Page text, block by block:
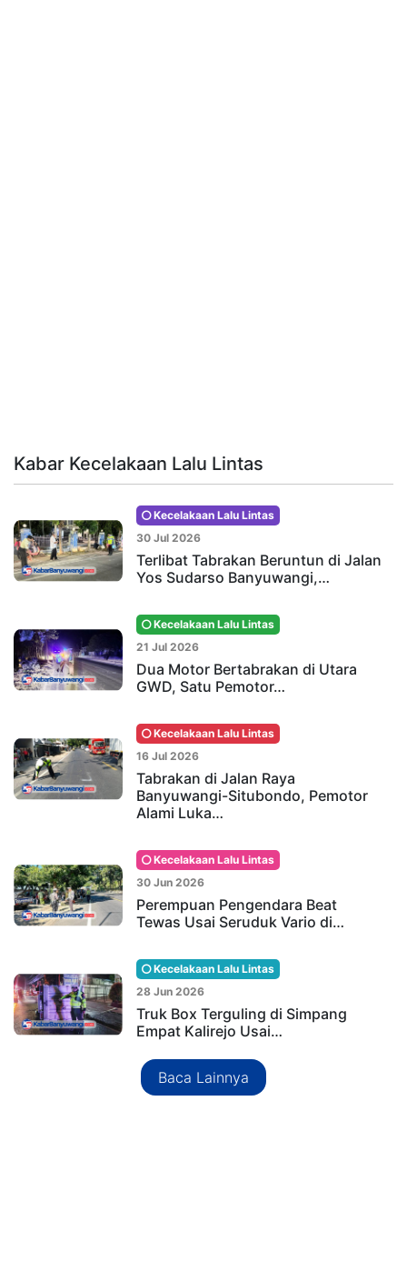
Kabar Kecelakaan Lalu Lintas
Kecelakaan Lalu Lintas
30 Jul 2026
Terlibat Tabrakan Beruntun di Jalan
Yos Sudarso Banyuwangi,…
Kecelakaan Lalu Lintas
21 Jul 2026
Dua Motor Bertabrakan di Utara
GWD, Satu Pemotor…
Kecelakaan Lalu Lintas
16 Jul 2026
Tabrakan di Jalan Raya
Banyuwangi-Situbondo, Pemotor
Alami Luka…
Kecelakaan Lalu Lintas
30 Jun 2026
Perempuan Pengendara Beat
Tewas Usai Seruduk Vario di…
Kecelakaan Lalu Lintas
28 Jun 2026
Truk Box Terguling di Simpang
Empat Kalirejo Usai…
Baca Lainnya